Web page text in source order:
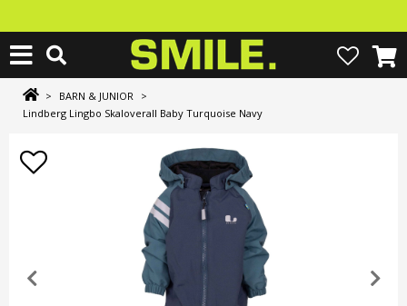
> BARN & JUNIOR >
Lindberg Lingbo Skaloverall Baby Turquoise Navy